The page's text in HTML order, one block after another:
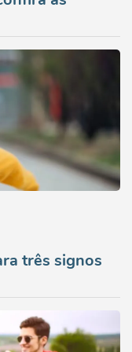
três signos